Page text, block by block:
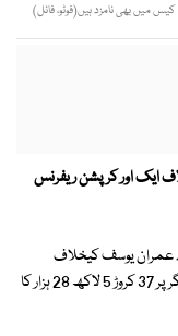
میں بھی نامزد ہیں(فوٹو، فائل)
ایک اور کرپشن ریفرنس
عمران یوسف کیخلاف
ریفرنس فائل کردیا۔ رابعہ عمران، عمران علی سمیت دیگر پر 37 کروڑ 5 لاکھ 28 ہزار کا